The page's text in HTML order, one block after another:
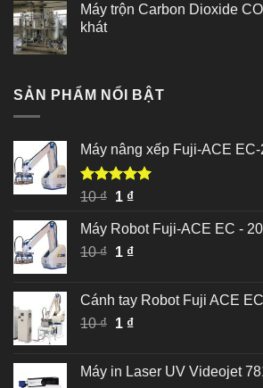
Máy trộn Carbon Dioxide
khát
SẢN PHẨM NỔI BẬT
Máy nâng xếp Fuji-ACE
Được xếp
5 sao
10₫ Giá
là:
10 ₫.
1 ₫Giá
tại
là:
Máy Robot Fuji-ACE EC -
10₫ Giá
10 ₫.
1 ₫Giá
là:
1 ₫.
Cánh tay Robot Fuji ACE
10₫ Giá
10 ₫.
1 ₫Giá
là:
Máy in Laser UV Videojet